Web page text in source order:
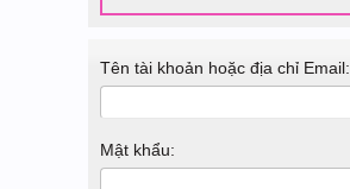
Tên tài khoản hoặc địa chỉ Email:
Mật khẩu: